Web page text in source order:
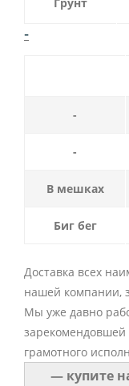
Грунт
-
-
-
В мешках
Биг бег
Доставка всех
нашей компании,
Мы уже давно
зарекомендовшей
грамотного
— купите